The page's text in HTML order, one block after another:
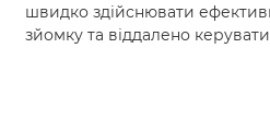
швидко здійснювати
зйомку та віддалено